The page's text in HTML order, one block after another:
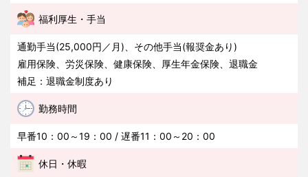
福利厚生・手当
通勤手当(25,000円／月)、その他手当(報奨金あり)
雇用保険、労災保険、健康保険、厚生年金保険、退職金
補足：退職金制度あり
勤務時間
早番10：00～19：00 / 遅番11：00～20：00
休日・休暇